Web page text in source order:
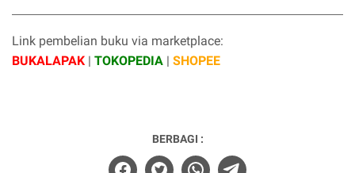
Link pembelian buku via marketplace:
BUKALAPAK | TOKOPEDIA | SHOPEE
BERBAGI :